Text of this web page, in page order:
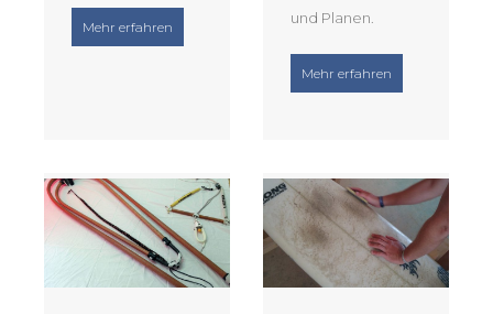
Mehr erfahren “Anfertigung von Polstern”
und Planen.
Mehr erfahren